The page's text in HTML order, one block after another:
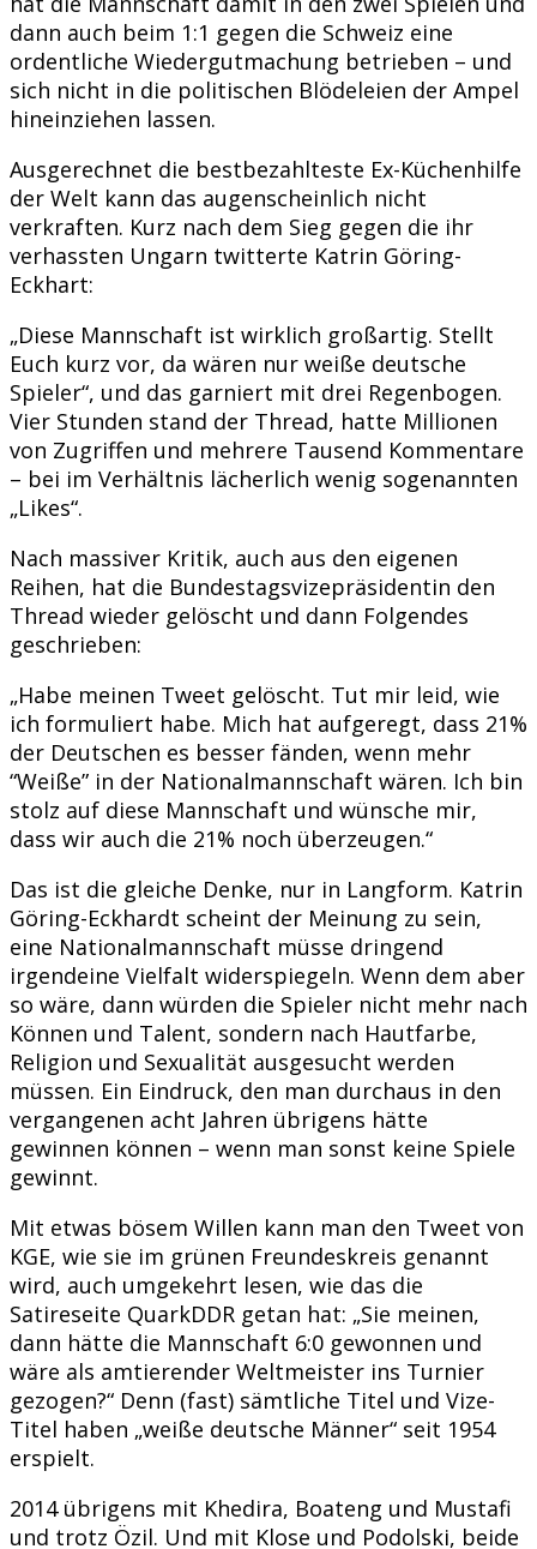
dann auch beim 1:1 gegen die Schweiz eine
ordentliche Wiedergutmachung betrieben – und
sich nicht in die politischen Blödeleien der Ampel
hineinziehen lassen.
Ausgerechnet die bestbezahlteste Ex-Küchenhilfe
der Welt kann das augenscheinlich nicht
verkraften. Kurz nach dem Sieg gegen die ihr
verhassten Ungarn twitterte Katrin Göring-
Eckhart:
„Diese Mannschaft ist wirklich großartig. Stellt
Euch kurz vor, da wären nur weiße deutsche
Spieler“, und das garniert mit drei Regenbogen.
Vier Stunden stand der Thread, hatte Millionen
von Zugriffen und mehrere Tausend Kommentare
– bei im Verhältnis lächerlich wenig sogenannten
„Likes“.
Nach massiver Kritik, auch aus den eigenen
Reihen, hat die Bundestagsvizepräsidentin den
Thread wieder gelöscht und dann Folgendes
geschrieben:
„Habe meinen Tweet gelöscht. Tut mir leid, wie
ich formuliert habe. Mich hat aufgeregt, dass 21%
der Deutschen es besser fänden, wenn mehr
“Weiße” in der Nationalmannschaft wären. Ich bin
stolz auf diese Mannschaft und wünsche mir,
dass wir auch die 21% noch überzeugen.“
Das ist die gleiche Denke, nur in Langform. Katrin
Göring-Eckhardt scheint der Meinung zu sein,
eine Nationalmannschaft müsse dringend
irgendeine Vielfalt widerspiegeln. Wenn dem aber
so wäre, dann würden die Spieler nicht mehr nach
Können und Talent, sondern nach Hautfarbe,
Religion und Sexualität ausgesucht werden
müssen. Ein Eindruck, den man durchaus in den
vergangenen acht Jahren übrigens hätte
gewinnen können – wenn man sonst keine Spiele
gewinnt.
Mit etwas bösem Willen kann man den Tweet von
KGE, wie sie im grünen Freundeskreis genannt
wird, auch umgekehrt lesen, wie das die
Satireseite QuarkDDR getan hat: „Sie meinen,
dann hätte die Mannschaft 6:0 gewonnen und
wäre als amtierender Weltmeister ins Turnier
gezogen?“ Denn (fast) sämtliche Titel und Vize-
Titel haben „weiße deutsche Männer“ seit 1954
erspielt.
2014 übrigens mit Khedira, Boateng und Mustafi
und trotz Özil. Und mit Klose und Podolski, beide